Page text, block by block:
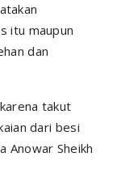
itu maupun
dan
takut
dari besi
Anowar Sheikh